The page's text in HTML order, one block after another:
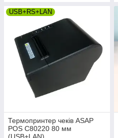
USB+RS+LAN
Термопринтер чеків ASAP
POS C80220 80 мм